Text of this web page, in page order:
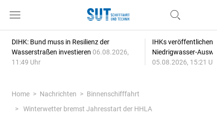
DIHK: Bund muss in Resilienz der
Wasserstraßen investieren 06.08.2026,
11:49 Uhr
IHKs veröffentlichen
Niedrigwasser-
05.08.2026, 15:21
Home Nachrichten
Binnenschifffahrt
Winterwetter bremst Jahresstart der HHLA